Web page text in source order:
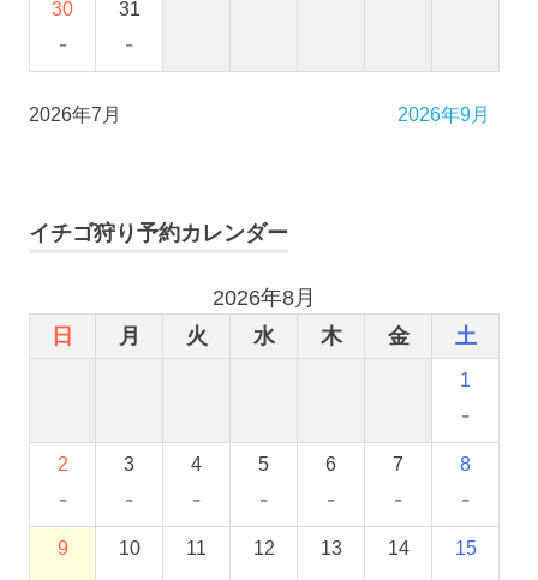
30
-
31
-
2026年7月 2026年9月
イチゴ狩り予約カレンダー
2026年8月
日
月 火 水 木 金 土
1
-
2
-
3
-
4
-
5
-
6
-
7
-
8
-
9 10 11 12 13 14 15